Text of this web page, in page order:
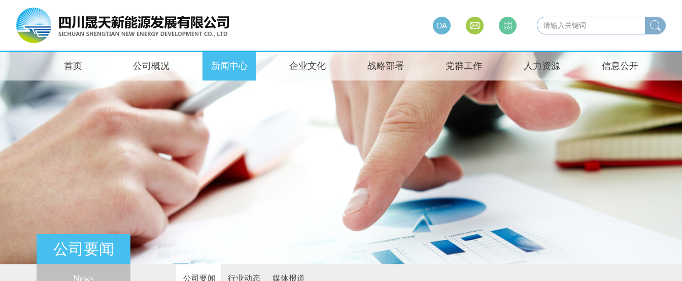
首页 公司概况 新闻中心 企业文化 战略部署 党群工作 人力资源 信息公开
公司要闻
News 公司要闻 行业动态 媒体报道